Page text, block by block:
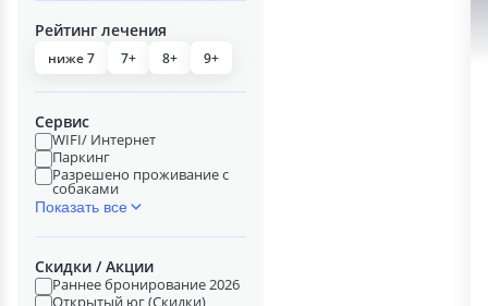
Рейтинг лечения
ниже 7 7+ 8+ 9+
Сервис
WIFI/ Интернет
Паркинг
Разрешено проживание с
собаками
Показать все
Скидки / Акции
Раннее бронирование 2026
Открытый юг (Скидки)